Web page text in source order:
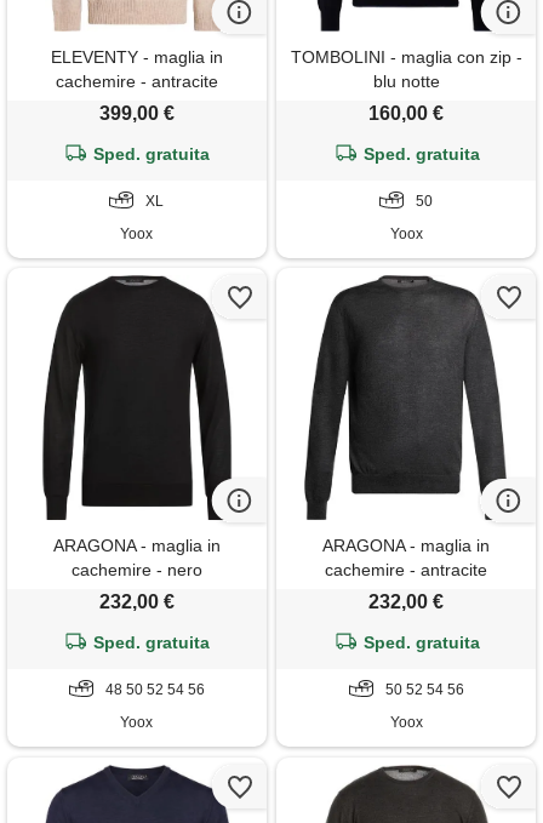
ELEVENTY - maglia in
cachemire - antracite
399,00 €
Sped. gratuita
XL
Yoox
TOMBOLINI - maglia con zip -
blu notte
160,00 €
Sped. gratuita
50
Yoox
ARAGONA - maglia in
cachemire - nero
232,00 €
Sped. gratuita
48 50 52 54 56
Yoox
ARAGONA - maglia in
cachemire - antracite
232,00 €
Sped. gratuita
50 52 54 56
Yoox